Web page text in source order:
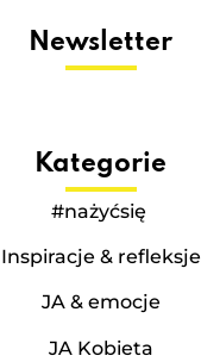
Newsletter
Kategorie
#nażyćsię
Inspiracje & refleksje
JA & emocje
JA Kobieta